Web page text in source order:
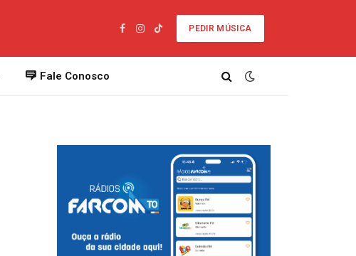
Facebook
Instagram
TikTok
PEDIR MÚSICA
Fale Conosco